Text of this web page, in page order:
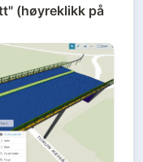
(høyreklikk på